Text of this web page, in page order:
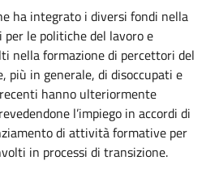
ha integrato i diversi fondi nella
le politiche del lavoro e
nella formazione di percettori del
più in generale, di disoccupati e
hanno ulteriormente
l’impiego in accordi di
di attività formative per
in processi di transizione.